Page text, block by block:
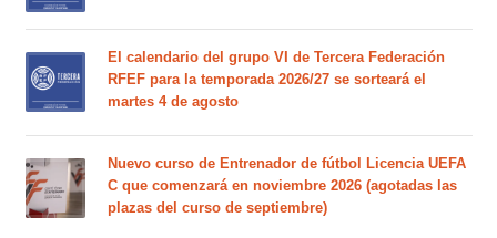
El calendario del grupo VI de Tercera Federación
RFEF para la temporada 2026/27 se sorteará el
martes 4 de agosto
Nuevo curso de Entrenador de fútbol Licencia UEFA
C que comenzará en noviembre 2026 (agotadas las
plazas del curso de septiembre)